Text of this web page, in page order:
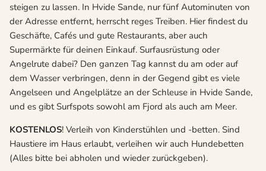
steigen zu lassen. In Hvide Sande, nur fünf Autominuten von
der Adresse entfernt, herrscht reges Treiben. Hier findest du
Geschäfte, Cafés und gute Restaurants, aber auch
Supermärkte für deinen Einkauf. Surfausrüstung oder
Angelrute dabei? Den ganzen Tag kannst du am oder auf
dem Wasser verbringen, denn in der Gegend gibt es viele
Angelseen und Angelplätze an der Schleuse in Hvide Sande,
und es gibt Surfspots sowohl am Fjord als auch am Meer.
KOSTENLOS! Verleih von Kinderstühlen und -betten. Sind
Haustiere im Haus erlaubt, verleihen wir auch Hundebetten
(Alles bitte bei abholen und wieder zurückgeben).